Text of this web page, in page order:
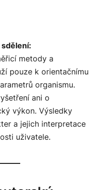
metody a
pouze k orientačnímu
organismu.
ani o
výkon. Výsledky
a jejich interpretace
uživatele.